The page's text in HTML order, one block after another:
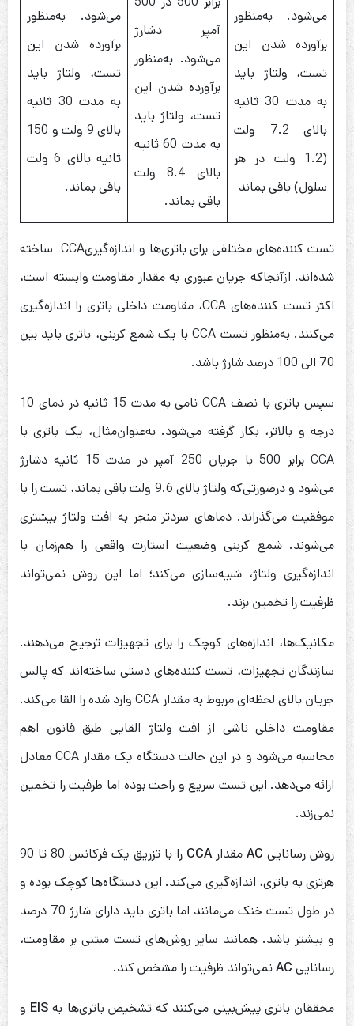
می‌شود. به‌منظور
برآورده شدن این
تست، ولتاژ باید
به مدت 30 ثانیه
بالای 7.2 ولت
(1.2 ولت در هر
سلول) باقی بماند
آمپر دشارژ
می‌شود. به‌منظور
برآورده شدن این
تست، ولتاژ باید
به مدت 60 ثانیه
بالای 8.4 ولت
باقی بماند.
می‌شود. به‌منظور
برآورده شدن این
تست، ولتاژ باید
به مدت 30 ثانیه
بالای 9 ولت و 150
ثانیه بالای 6 ولت
باقی بماند.
تست کننده‌های مختلفی برای باتری‌ها و اندازه‌گیریCCA ساخته
شده‌اند. ازآنجاکه جریان عبوری به مقدار مقاومت وابسته است،
اکثر تست کننده‌های CCA، مقاومت داخلی باتری را اندازه‌گیری
می‌کنند. به‌منظور تست CCA با یک شمع کربنی، باتری باید بین
70 الی 100 درصد شارژ باشد.
سپس باتری با نصف CCA نامی به مدت 15 ثانیه در دمای 10
درجه و بالاتر، بکار گرفته می‌شود. به‌عنوان‌مثال، یک باتری با
CCA برابر 500 با جریان 250 آمپر در مدت 15 ثانیه دشارژ
می‌شود و درصورتی‌که ولتاژ بالای 9.6 ولت باقی بماند، تست را با
موفقیت می‌گذراند. دماهای سردتر منجر به افت ولتاژ بیشتری
می‌شوند. شمع کربنی وضعیت استارت واقعی را هم‌زمان با
اندازه‌گیری ولتاژ، شبیه‌سازی می‌کند؛ اما این روش نمی‌تواند
ظرفیت را تخمین بزند.
مکانیک‌ها، اندازه‌های کوچک را برای تجهیزات ترجیح می‌دهند.
سازندگان تجهیزات، تست کننده‌های دستی ساخته‌اند که پالس
جریان بالای لحظه‌ای مربوط به مقدار CCA وارد شده را القا می‌کند.
مقاومت داخلی ناشی از افت ولتاژ القایی طبق قانون اهم
محاسبه می‌شود و در این حالت دستگاه یک مقدار CCA معادل
ارائه می‌دهد. این تست سریع و راحت بوده اما ظرفیت را تخمین
نمی‌زند.
روش رسانایی AC مقدارCCA
را با تزریق یک فرکانس 80 تا 90
هرتزی به باتری، اندازه‌گیری می‌کند. این دستگاه‌ها کوچک بوده و
در طول تست خنک می‌مانند اما باتری باید دارای شارژ 70 درصد
و بیشتر باشد. همانند سایر روش‌های تست مبتنی بر مقاومت،
رسانایی ACنمی‌تواند ظرفیت را مشخص کند.
محققان باتری‌ پیش‌بینی می‌کنند که تشخیص باتری‌ها به EIS و